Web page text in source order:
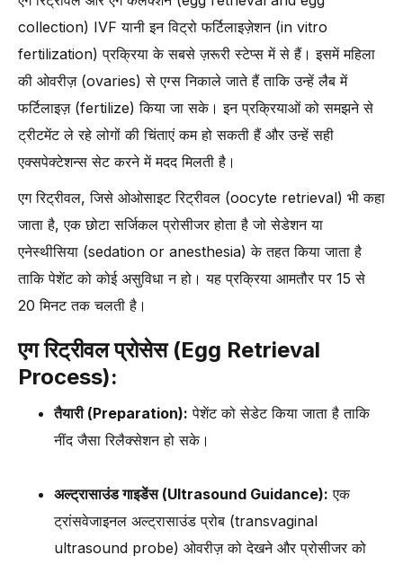
collection) IVF यानी इन विट्रो फर्टिलाइज़ेशन (in vitro
fertilization) प्रक्रिया के सबसे ज़रूरी स्टेप्स में से हैं। इसमें महिला
की ओवरीज़ (ovaries) से एग्स निकाले जाते हैं ताकि उन्हें लैब में
फर्टिलाइज़ (fertilize) किया जा सके। इन प्रक्रियाओं को समझने से
ट्रीटमेंट ले रहे लोगों की चिंताएं कम हो सकती हैं और उन्हें सही
एक्सपेक्टेशन्स सेट करने में मदद मिलती है।
एग रिट्रीवल, जिसे ओओसाइट रिट्रीवल (oocyte retrieval) भी कहा
जाता है, एक छोटा सर्जिकल प्रोसीजर होता है जो सेडेशन या
एनेस्थीसिया (sedation or anesthesia) के तहत किया जाता है
ताकि पेशेंट को कोई असुविधा न हो। यह प्रक्रिया आमतौर पर 15 से
20 मिनट तक चलती है।
एग रिट्रीवल प्रोसेस (Egg Retrieval
Process):
तैयारी (Preparation): पेशेंट को सेडेट किया जाता है ताकि
नींद जैसा रिलैक्सेशन हो सके।
अल्ट्रासाउंड गाइडेंस (Ultrasound Guidance): एक
ट्रांसवेजाइनल अल्ट्रासाउंड प्रोब (transvaginal
ultrasound probe) ओवरीज़ को देखने और प्रोसीजर को